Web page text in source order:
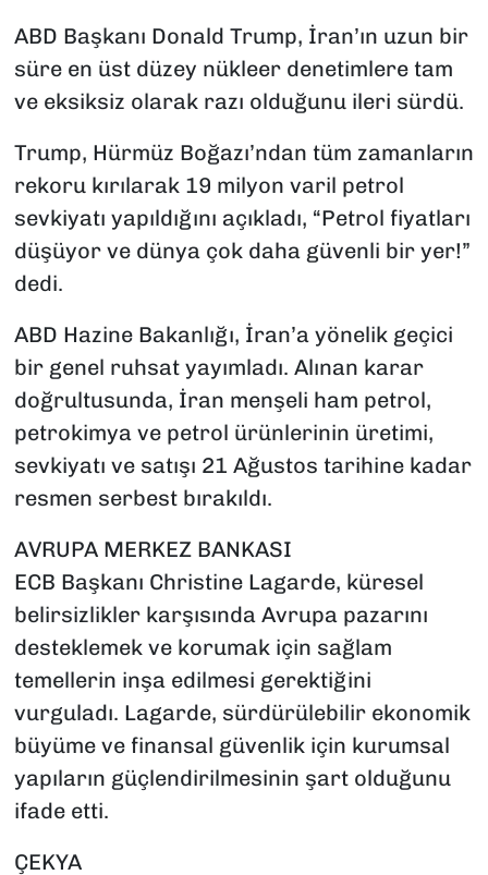
ABD Başkanı Donald Trump, İran’ın uzun bir
süre en üst düzey nükleer denetimlere tam
ve eksiksiz olarak razı olduğunu ileri sürdü.
Trump, Hürmüz Boğazı’ndan tüm zamanların
rekoru kırılarak 19 milyon varil petrol
sevkiyatı yapıldığını açıkladı, “Petrol fiyatları
düşüyor ve dünya çok daha güvenli bir yer!”
dedi.
ABD Hazine Bakanlığı, İran’a yönelik geçici
bir genel ruhsat yayımladı. Alınan karar
doğrultusunda, İran menşeli ham petrol,
petrokimya ve petrol ürünlerinin üretimi,
sevkiyatı ve satışı 21 Ağustos tarihine kadar
resmen serbest bırakıldı.
AVRUPA MERKEZ BANKASI
ECB Başkanı Christine Lagarde, küresel
belirsizlikler karşısında Avrupa pazarını
desteklemek ve korumak için sağlam
temellerin inşa edilmesi gerektiğini
vurguladı. Lagarde, sürdürülebilir ekonomik
büyüme ve finansal güvenlik için kurumsal
yapıların güçlendirilmesinin şart olduğunu
ifade etti.
ÇEKYA